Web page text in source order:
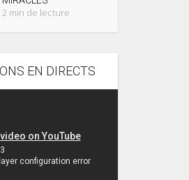
2 min de lecture
EN DIRECTS